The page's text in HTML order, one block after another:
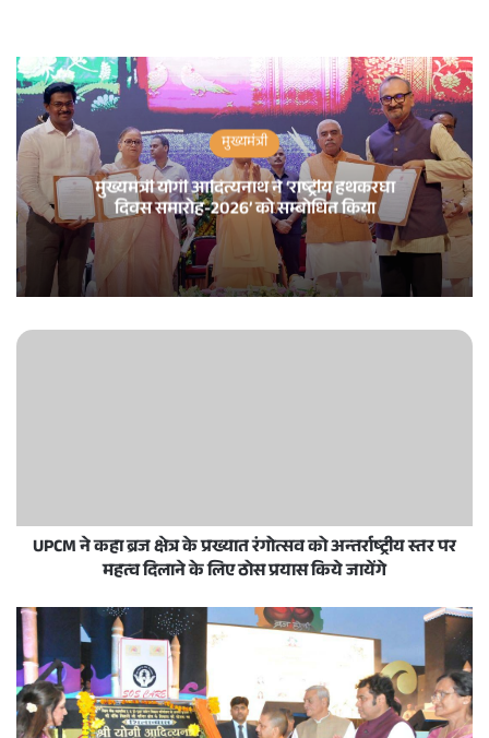
मुख्यमंत्री
मुख्यमंत्री योगी आदित्यनाथ ने ‘राष्ट्रीय हथकरघा
दिवस समारोह-2026’ को सम्बोधित किया
UPCM ने कहा ब्रज क्षेत्र के प्रख्यात रंगोत्सव को अन्तर्राष्ट्रीय स्तर पर
महत्व दिलाने के लिए ठोस प्रयास किये जायेंगे